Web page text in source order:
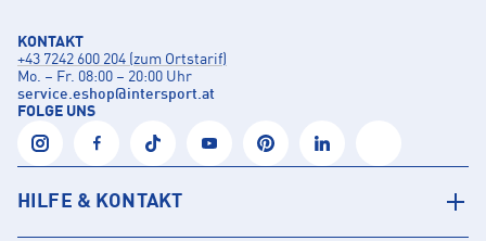
KONTAKT
+43 7242 600 204 (zum Ortstarif)
Mo. – Fr. 08:00 – 20:00 Uhr
service.eshop@intersport.at
FOLGE UNS
HILFE & KONTAKT